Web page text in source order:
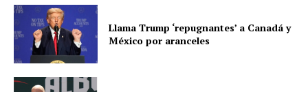
Llama Trump ‘repugnantes’ a Canadá y
México por aranceles